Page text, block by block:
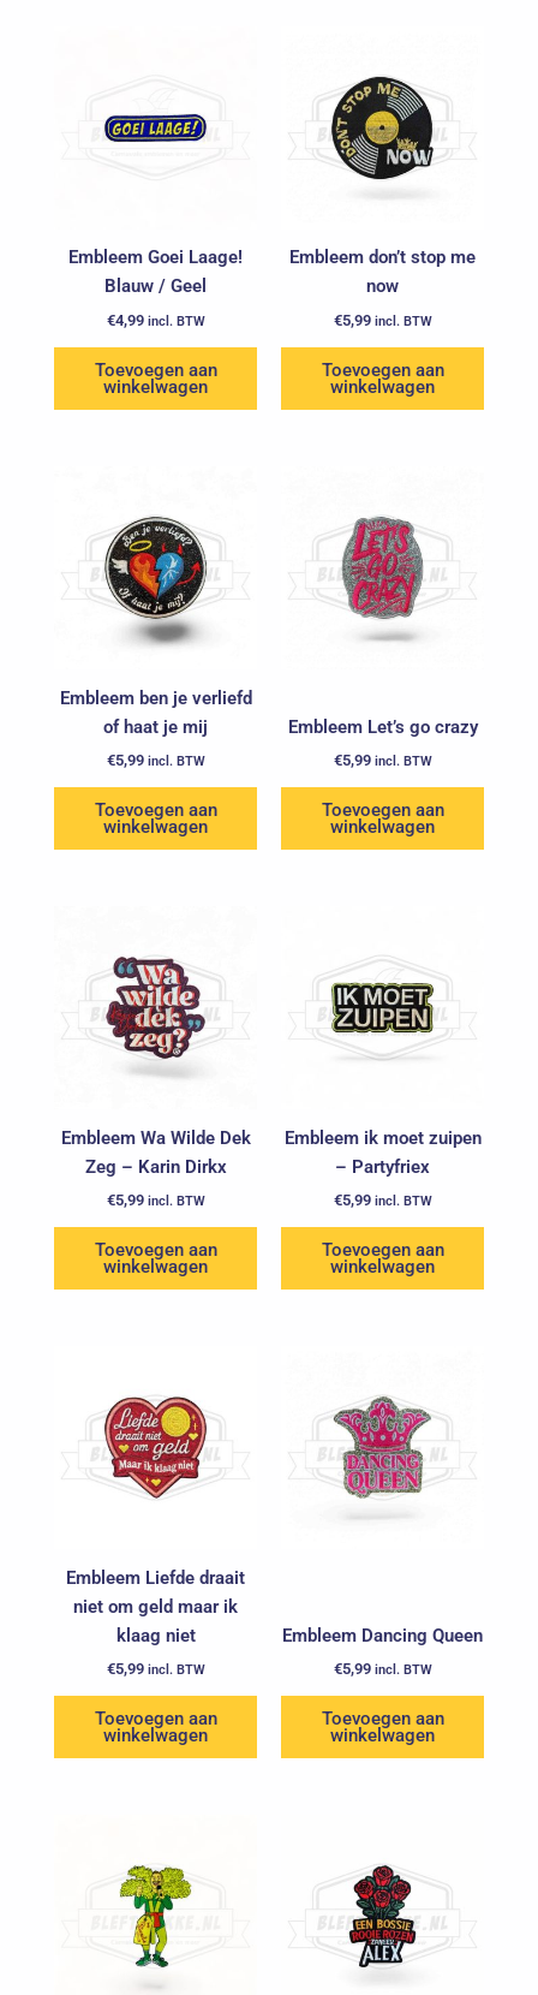
Embleem Goei Laage!
Blauw / Geel
€4,99 incl. BTW
Toevoegen aan
winkelwagen
Embleem don’t stop me
now
€5,99 incl. BTW
Toevoegen aan
winkelwagen
Embleem ben je verliefd
of haat je mij
€5,99 incl. BTW
Toevoegen aan
winkelwagen
Embleem Let’s go crazy
€5,99 incl. BTW
Toevoegen aan
winkelwagen
Embleem Wa Wilde Dek
Zeg – Karin Dirkx
€5,99 incl. BTW
Toevoegen aan
winkelwagen
Embleem ik moet zuipen
– Partyfriex
€5,99 incl. BTW
Toevoegen aan
winkelwagen
Embleem Liefde draait
niet om geld maar ik
klaag niet
€5,99 incl. BTW
Toevoegen aan
winkelwagen
Embleem Dancing Queen
€5,99 incl. BTW
Toevoegen aan
winkelwagen